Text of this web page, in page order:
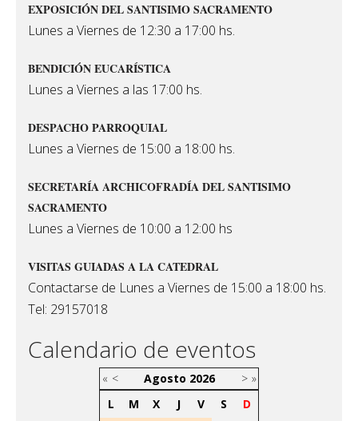
EXPOSICIÓN DEL SANTISIMO SACRAMENTO
Lunes a Viernes de 12:30 a 17:00 hs.
BENDICIÓN EUCARÍSTICA
Lunes a Viernes a las 17:00 hs.
DESPACHO PARROQUIAL
Lunes a Viernes de 15:00 a 18:00 hs.
SECRETARÍA ARCHICOFRADÍA DEL SANTISIMO
SACRAMENTO
Lunes a Viernes de 10:00 a 12:00 hs
VISITAS GUIADAS A LA CATEDRAL
Contactarse de Lunes a Viernes de 15:00 a 18:00 hs.
Tel: 29157018
Calendario de eventos
« < Agosto 2026 > »
L
M X J V S
D